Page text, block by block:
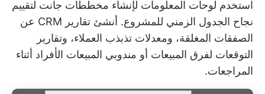
استخدم لوحات المعلومات لإنشاء مخططات جانت لتقييم
نجاح الجدول الزمني للمشروع. أنشئ تقارير CRM عن
الصفقات المغلقة، ومعدلات تذبذب العملاء، وتقارير
التوقعات لفرق المبيعات أو مندوبي المبيعات الأفراد أثناء
المراجعات.